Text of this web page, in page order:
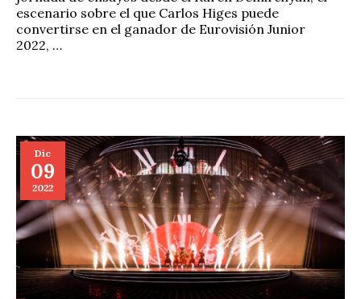
escenario sobre el que Carlos Higes puede
convertirse en el ganador de Eurovisión Junior
2022, …
Dic
09
2022